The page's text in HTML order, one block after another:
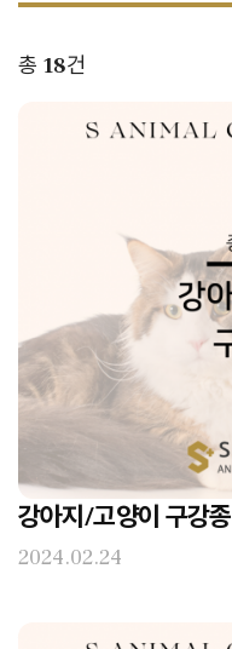
총 18건
강아지/고양이 구강
2024.02.24